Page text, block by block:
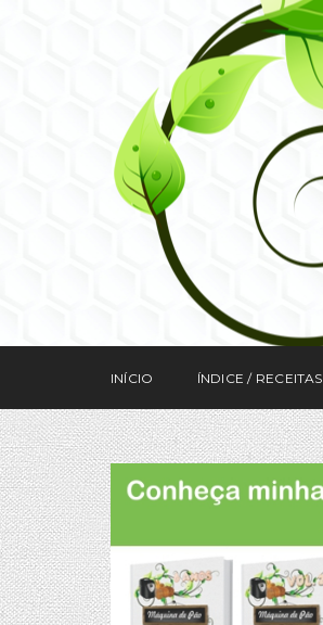
INÍCIO ÍNDICE / RECEITAS